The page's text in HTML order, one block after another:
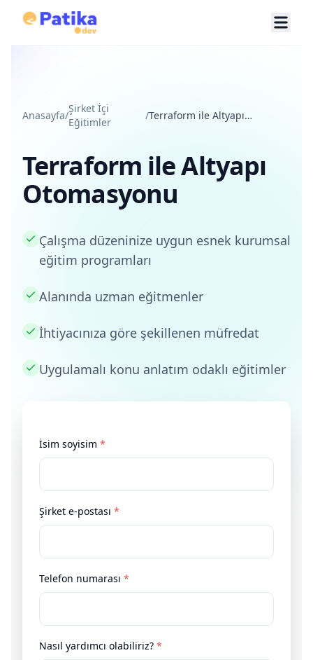
Anasayfa/
Şirket İçi
Eğitimler
/Terraform ile Altyapı
Terraform ile Altyapı
Otomasyonu
Çalışma düzeninize uygun esnek kurumsal
eğitim programları
Alanında uzman eğitmenler
İhtiyacınıza göre şekillenen müfredat
Uygulamalı konu anlatım odaklı eğitimler
İsim soyisim *
Şirket e-postası *
Telefon numarası *
Nasıl yardımcı olabiliriz? *